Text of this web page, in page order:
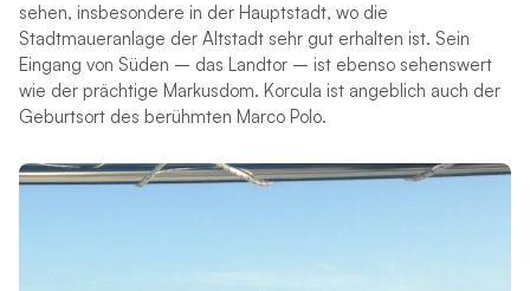
sehen, insbesondere in der Hauptstadt, wo die
Stadtmaueranlage der Altstadt sehr gut erhalten ist. Sein
Eingang von Süden – das Landtor – ist ebenso sehenswert
wie der prächtige Markusdom. Korcula ist angeblich auch der
Geburtsort des berühmten Marco Polo.